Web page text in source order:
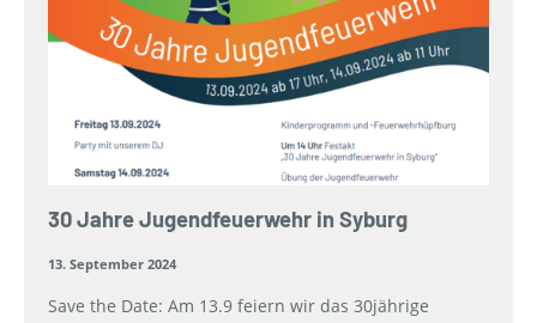
30 Jahre Jugendfeuerwehr in Syburg
13. September 2024
Save the Date: Am 13.9 feiern wir das 30jährige